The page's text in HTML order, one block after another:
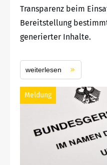
Transparenz beim
Bereitstellung
generierter Inhalte.
weiterlesen
Meldung